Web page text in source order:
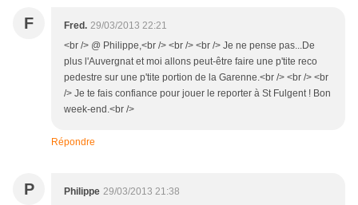
F Fred. 29/03/2013 22:21
<br /> @ Philippe,<br /> <br /> <br /> Je ne pense pas...De
plus l'Auvergnat et moi allons peut-être faire une p'tite reco
pedestre sur une p'tite portion de la Garenne.<br /> <br /> <br
/> Je te fais confiance pour jouer le reporter à St Fulgent ! Bon
week-end.<br />
Répondre
P Philippe 29/03/2013 21:38